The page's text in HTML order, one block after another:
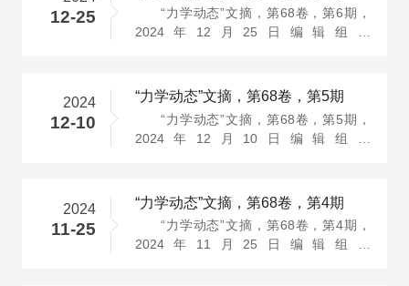
12-25
“力学动态”文摘，第68卷，第6期，
2024年12月25日编辑组：
2024
12-10
“力学动态”文摘，第68卷，第5期
“力学动态”文摘，第68卷，第5期，
2024年12月10日编辑组：
2024
11-25
“力学动态”文摘，第68卷，第4期
“力学动态”文摘，第68卷，第4期，
2024年11月25日编辑组：